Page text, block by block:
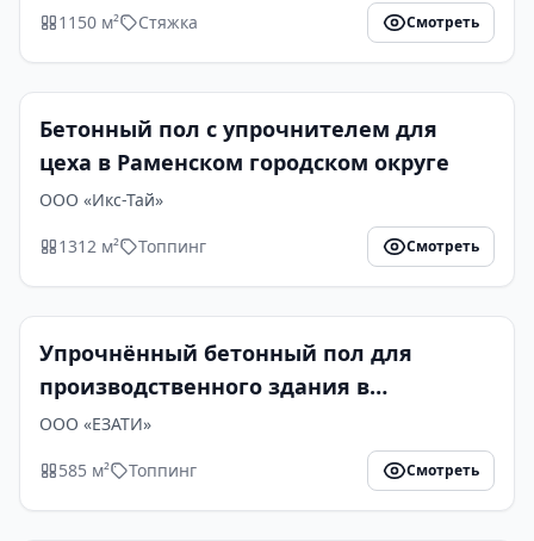
1150 м² Стяжка Смотреть
Бетонный пол с упрочнителем для
цеха в Раменском городском округе
ООО «Икс-Тай»
1312 м² Топпинг Смотреть
Упрочнённый бетонный пол для
производственного здания в
Егорьевске
ООО «ЕЗАТИ»
585 м² Топпинг Смотреть